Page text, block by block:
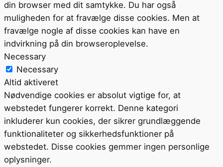
din browser med dit samtykke. Du har også
muligheden for at fravælge disse cookies. Men at
fravælge nogle af disse cookies kan have en
indvirkning på din browseroplevelse.
Necessary
Necessary
Altid aktiveret
Nødvendige cookies er absolut vigtige for, at
webstedet fungerer korrekt. Denne kategori
inkluderer kun cookies, der sikrer grundlæggende
funktionaliteter og sikkerhedsfunktioner på
webstedet. Disse cookies gemmer ingen personlige
oplysninger.